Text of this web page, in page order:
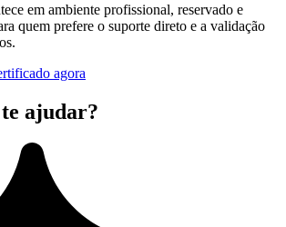
em ambiente profissional, reservado e
quem prefere o suporte direto e a validação
agora
te ajudar?